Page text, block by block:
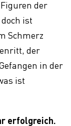
der
ist
Schmerz
der
in der
ist
erfolgreich.